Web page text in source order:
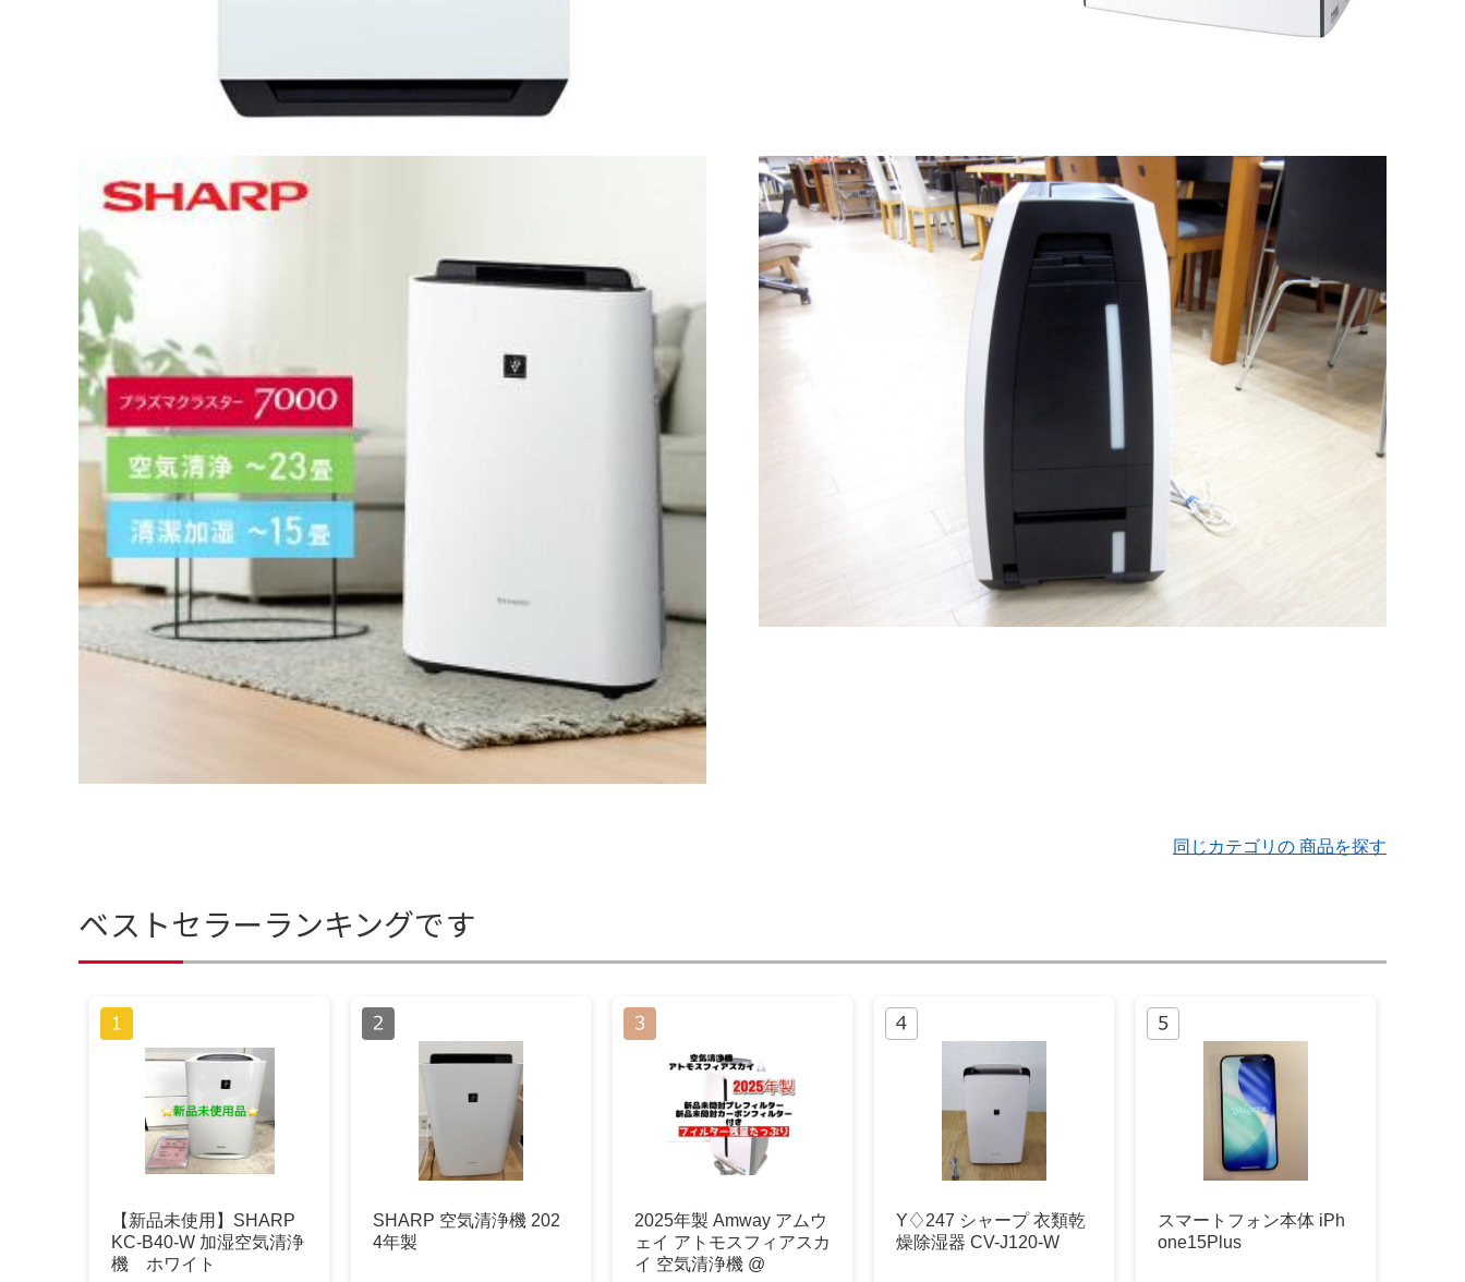
同じカテゴリの 商品を探す
ベストセラーランキングです
【新品未使用】SHARP
KC-B40-W 加湿空気清浄
機 ホワイト
SHARP 空気清浄機 202
4年製
2025年製 Amway アムウ
ェイ アトモスフィアスカ
イ 空気清浄機 @
Y♢247 シャープ 衣類乾
燥除湿器 CV-J120-W
スマートフォン本体 iPh
one15Plus